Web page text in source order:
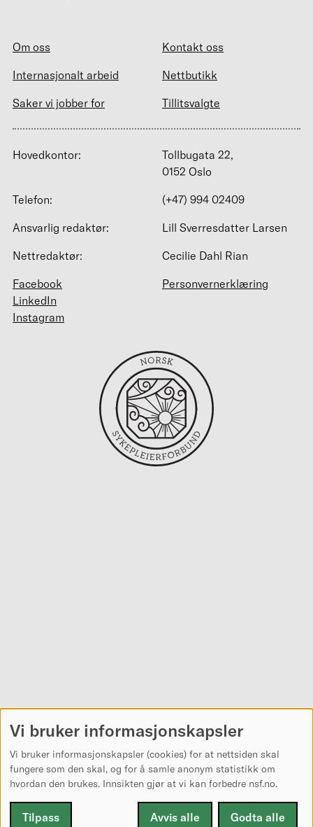
Om oss
Kontakt oss
Internasjonalt arbeid
Nettbutikk
Saker vi jobber for
Tillitsvalgte
Hovedkontor:
Tollbugata 22,
0152 Oslo
Telefon:
(+47) 994 02409
Ansvarlig redaktør:
Lill Sverresdatter Larsen
Nettredaktør:
Cecilie Dahl Rian
Facebook
LinkedIn
Instagram
Personvernerklæring
Vi bruker informasjonskapsler
Vi bruker informasjonskapsler (cookies) for at nettsiden skal
fungere som den skal, og for å samle anonym statistikk om
hvordan den brukes. Innsikten gjør at vi kan forbedre nsf.no.
Tilpass Avvis alle Godta alle